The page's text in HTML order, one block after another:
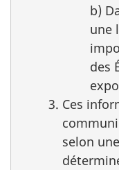
b)
une
des
Ces
selon